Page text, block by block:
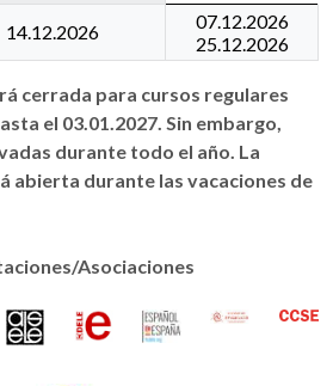
14.12.2026
07.12.2026
25.12.2026
cerrada para cursos regulares
el 03.01.2027. Sin embargo,
durante todo el año. La
abierta durante las vacaciones de
Asociaciones